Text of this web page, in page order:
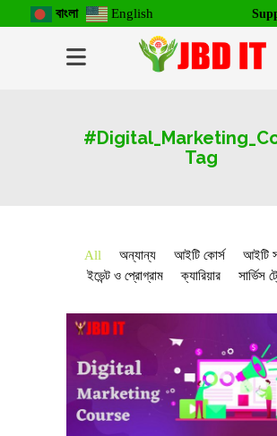
বাংলা English
Tag
All অন্যান্য আইটি কোর্স
আইটি
ইভেন্ট ও প্রোগ্রাম
ক্যারিয়ার সার্ভিস